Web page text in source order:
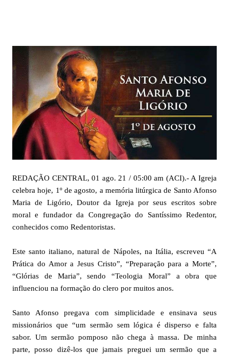
REDAÇÃO CENTRAL, 01 ago. 21 / 05:00 am (ACI).- A Igreja
celebra hoje, 1º de agosto, a memória litúrgica de Santo Afonso
Maria de Ligório, Doutor da Igreja por seus escritos sobre
moral e fundador da Congregação do Santíssimo Redentor,
conhecidos como Redentoristas.
Este santo italiano, natural de Nápoles, na Itália, escreveu “A
Prática do Amor a Jesus Cristo”, “Preparação para a Morte”,
“Glórias de Maria”, sendo “Teologia Moral” a obra que
influenciou na formação do clero por muitos anos.
Santo Afonso pregava com simplicidade e ensinava seus
missionários que “um sermão sem lógica é disperso e falta
sabor. Um sermão pomposo não chega à massa. De minha
parte, posso dizê-los que jamais preguei um sermão que a